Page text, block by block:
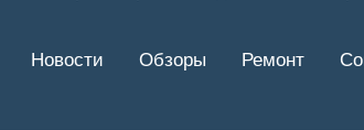
Новости Обзоры Ремонт